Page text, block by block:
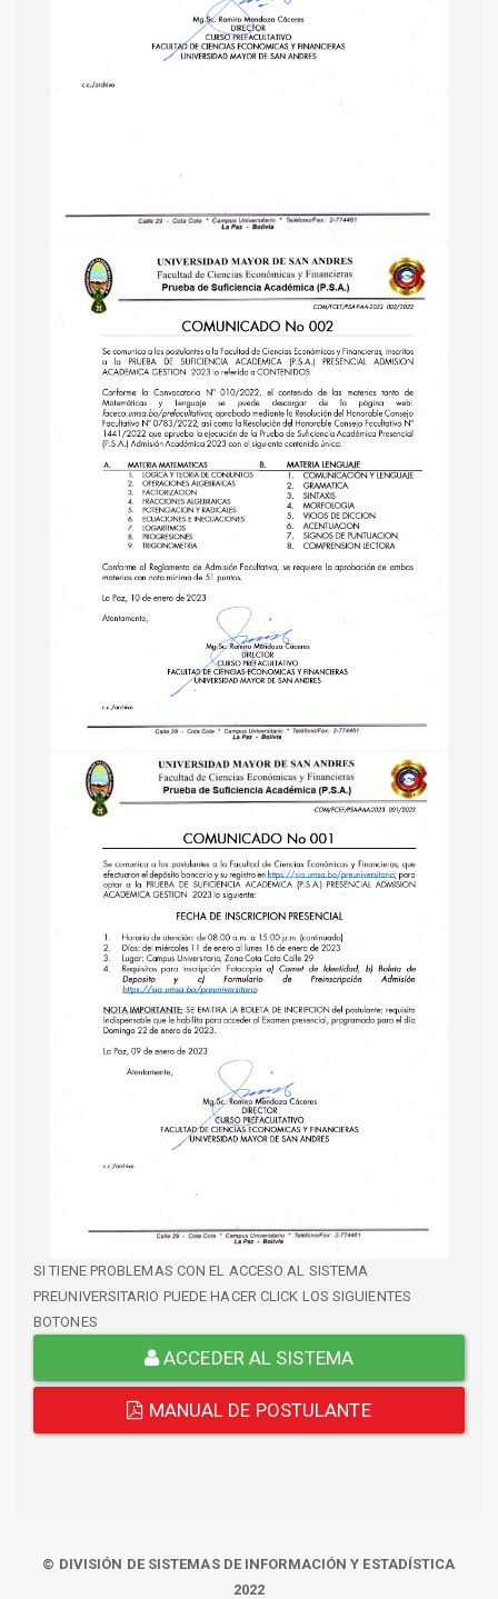
SI TIENE PROBLEMAS CON EL ACCESO AL SISTEMA
PREUNIVERSITARIO PUEDE HACER CLICK LOS SIGUIENTES
BOTONES
ACCEDER AL SISTEMA
MANUAL DE POSTULANTE
© DIVISIÓN DE SISTEMAS DE INFORMACIÓN Y ESTADÍSTICA
2022